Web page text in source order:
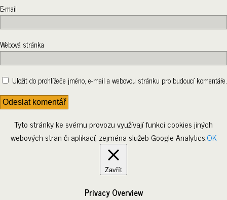
E-mail
Webová stránka
Uložit do prohlížeče jméno, e-mail a webovou stránku pro budoucí komentáře.
Tyto stránky ke svému provozu využívají funkci cookies jiných
webových stran či aplikací, zejména služeb Google Analytics.OK
Zavřít
Privacy Overview